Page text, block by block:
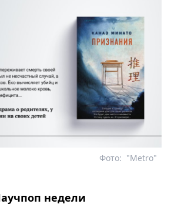
"Metro"
Фото:
недели